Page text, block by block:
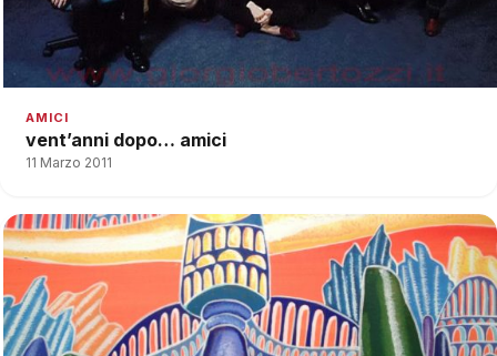
AMICI
vent’anni dopo… amici
11 Marzo 2011